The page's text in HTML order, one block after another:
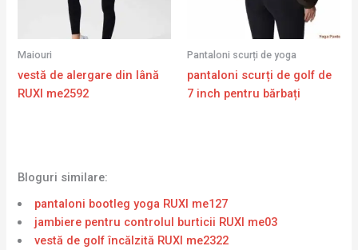
Maiouri
vestă de alergare din lână
RUXI me2592
Pantaloni scurți de yoga
pantaloni scurți de golf de
7 inch pentru bărbați
Bloguri similare:
pantaloni bootleg yoga RUXI me127
jambiere pentru controlul burticii RUXI me03
vestă de golf încălzită RUXI me2322